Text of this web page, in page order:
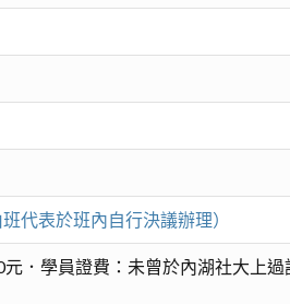
代表於班內自行決議辦理）
．學員證費：未曾於內湖社大上